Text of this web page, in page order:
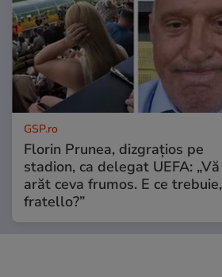
GSP.ro
Florin Prunea, dizgrațios pe
stadion, ca delegat UEFA: „Vă
arăt ceva frumos. E ce trebuie,
fratello?”